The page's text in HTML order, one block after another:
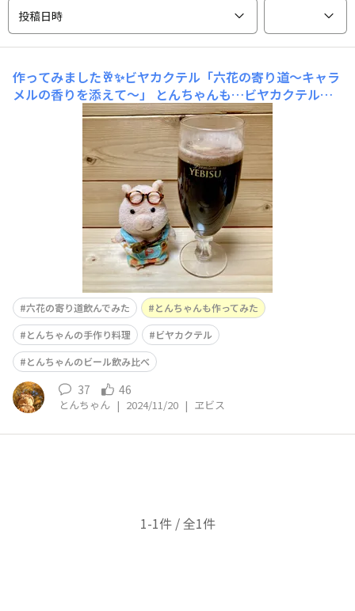
投稿日時
作ってみました🥂✨ビヤカクテル「六花の寄り道～キャラ
メルの香りを添えて～」
とんちゃんも…ビヤカクテル
「六花（りっか）の寄り道～キャラメルの香りを添えて
～」作ってみました🍺✨ 皆様味見されているビヤカクテ
ル「六花(りっか)の寄り道」、作ってみました✨材料を用
意しましょう✨…ぁ、これとワイン🍷もともと、プレミア
ムブラックは、あまり得意ではないので…低温熟成させ
六花の寄り道飲んでみた
とんちゃんも作ってみた
とんちゃんの手作り料理
ビヤカクテル
とんちゃんのビール飲み比べ
37 46
とんちゃん | 2024/11/20 | ヱビス
1-1件 / 全1件